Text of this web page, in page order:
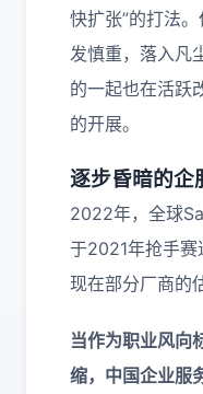
快扩张”的打法
发慎重，落入凡
的一起也在活跃
的开展。
逐步昏暗的企
2022年，全球
于2021年抢手赛
现在部分厂商的
当作为职业风向
缩，中国企业服